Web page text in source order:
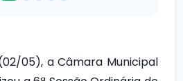
05), a Câmara Municipal